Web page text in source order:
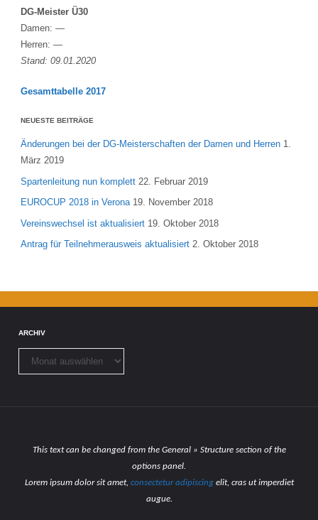
DG-Meister Ü30
Damen: —
Herren: —
Stand: 09.01.2020
Gesamttabelle 2017
NEUESTE BEITRÄGE
Änderungen bei der DG-Meisterschaften der Damen und Herren 1.
März 2019
Spartenleitung nun komplett 22. Februar 2019
EUROCUP 2018 in Verona 19. November 2018
Vereinswechsel ist aktualisiert 19. Oktober 2018
Antrag für Teilnehmerausweis aktualisiert 2. Oktober 2018
ARCHIV
Archiv
This text can be changed from the General » Structure section of the
options panel.
Lorem ipsumdolor sit amet, consectetur adipiscingelit, cras ut imperdiet
augue.